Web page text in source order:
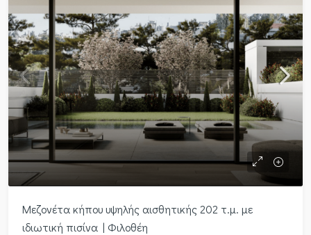
Μεζονέτα κήπου υψηλής αισθητικής 202 τ.μ. με
ιδιωτική πισίνα | Φιλοθέη